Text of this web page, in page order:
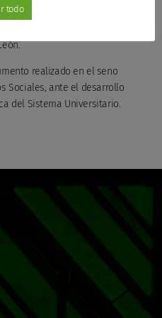
composición y
realizado en el seno
Sociales, ante el desarrollo
del Sistema Universitario.
todo